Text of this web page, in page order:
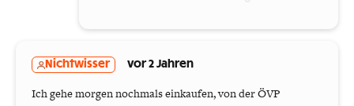
Nichtwisser vor 2 Jahren
Ich gehe morgen nochmals einkaufen, von der ÖVP